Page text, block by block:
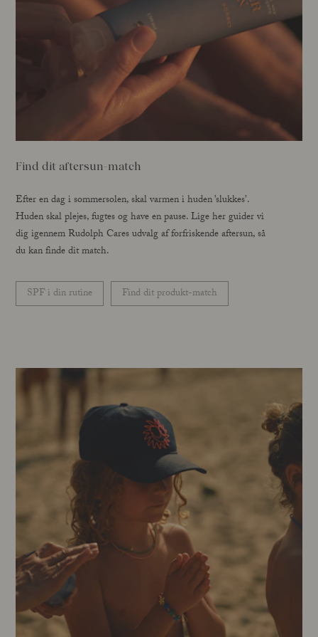
Find dit aftersun-match
Efter en dag i sommersolen, skal varmen i huden ’slukkes’.
Huden skal plejes, fugtes og have en pause. Lige her guider vi
dig igennem Rudolph Cares udvalg af forfriskende aftersun, så
du kan finde dit match.
SPF i din rutine Find dit produkt-match